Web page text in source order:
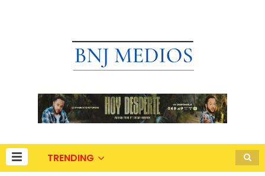
TRENDING